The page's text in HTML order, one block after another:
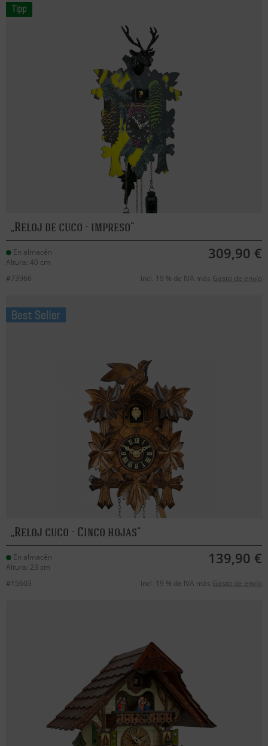
Reloj de cuco - impreso
En almacén
Altura: 40 cm
309,90 €
#73966 incl. 19 % de IVA más Gasto de envío
Reloj cuco - Cinco hojas
En almacén
Altura: 23 cm
139,90 €
#15603 incl. 19 % de IVA más Gasto de envío